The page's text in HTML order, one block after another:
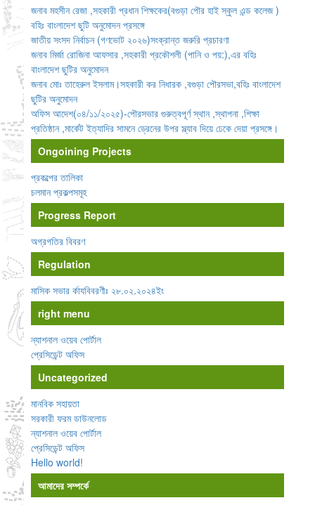
জনাব মহসীন রেজা ,সহকারী প্রধান শিক্ষকের(বগুড়া পৌর হাই স্কুল এন্ড কলেজ )
বহিঃ বাংলাদেশ ছুটি অনুমোদন প্রসঙ্গে
জাতীয় সংসদ নির্বাচন (গণভোট ২০২৬)সংক্রান্ত জরুরি প্রচারণা
জনাব মির্জা রোজিনা আফসার ,সহকারী প্রকৌশলী (পানি ও পয়:),এর বহিঃ
বাংলাদেশ ছুটির অনুমোদন
জনাব মোঃ তাহেরুল ইসলাম।সহকারী কর নিধারক ,বগুড়া পৌরসভা,বহিঃ বাংলাদেশ
ছুটির অনুমোদন
অফিস আদেশ(০৪/১১/২০২৫)-পৌরসভার গুরুত্বপূর্ণ স্থান ,স্থাপনা ,শিক্ষা
প্রতিষ্ঠান ,মার্কেট ইত্যাদির সামনে ড্রেনের উপর স্ল্যাব দিয়ে ঢেকে দেয়া প্রসঙ্গে।
Ongoining Projects
প্রকল্পের তালিকা
চলমান প্রকল্পসমূহ
Progress Report
অগ্রগতির বিবরণ
Regulation
মাসিক সভার র্কাযবিবরণীঃ ২৮.০২.২০২৪ইং
right menu
ন্যাশনাল ওয়েব পোর্টাল
প্রেসিডেন্ট অফিস
Uncategorized
মানবিক সহায়তা
সরকারী ফরম ডাউনলোড
ন্যাশনাল ওয়েব পোর্টাল
প্রেসিডেন্ট অফিস
Hello world!
আমাদের সম্পর্কে